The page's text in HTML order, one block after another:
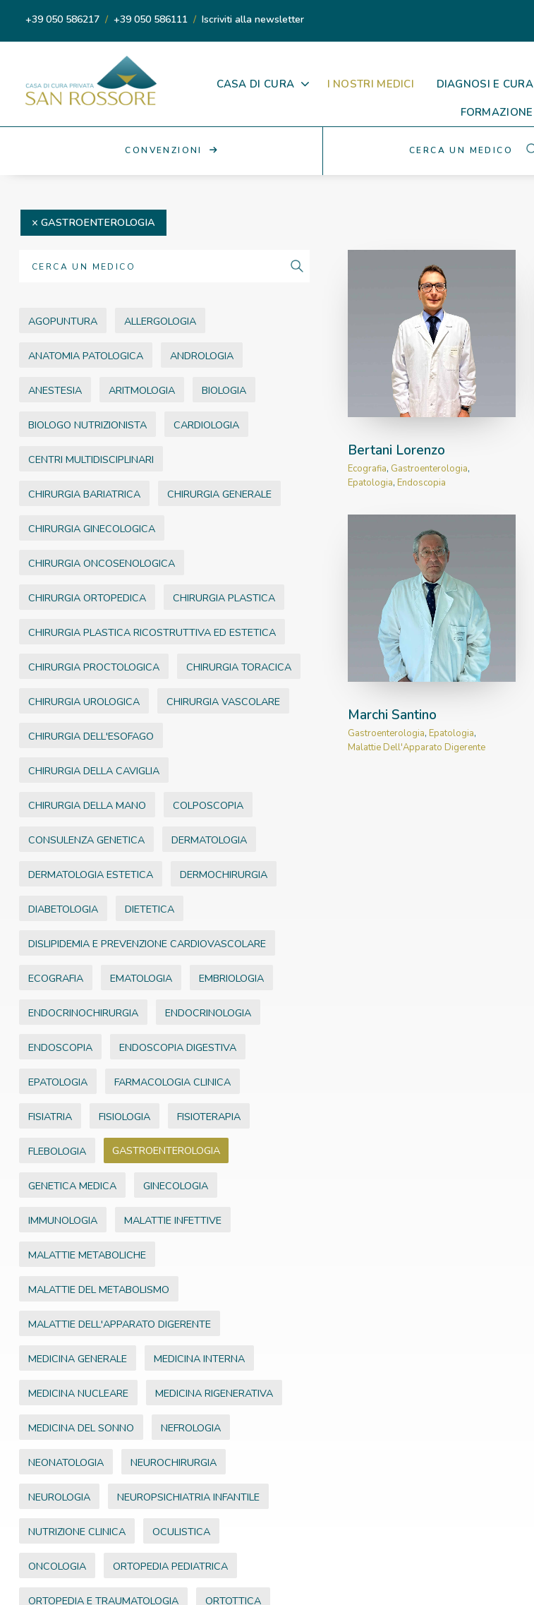
+39 050 586217 / +39 050 586111 / Iscriviti alla newsletter
CASA DI CURA I NOSTRI MEDICI DIAGNOSI E CURA
FORMAZIONE
CONVENZIONI
SEARCH
FOR:
GASTROENTEROLOGIA
for:
AGOPUNTURA ALLERGOLOGIA
ANATOMIA PATOLOGICA ANDROLOGIA
ANESTESIA ARITMOLOGIA BIOLOGIA
BIOLOGO NUTRIZIONISTA CARDIOLOGIA
CENTRI MULTIDISCIPLINARI
CHIRURGIA BARIATRICA CHIRURGIA GENERALE
CHIRURGIA GINECOLOGICA
CHIRURGIA ONCOSENOLOGICA
CHIRURGIA ORTOPEDICA CHIRURGIA PLASTICA
CHIRURGIA PLASTICA RICOSTRUTTIVA ED ESTETICA
CHIRURGIA PROCTOLOGICA CHIRURGIA TORACICA
CHIRURGIA UROLOGICA CHIRURGIA VASCOLARE
CHIRURGIA DELL'ESOFAGO
CHIRURGIA DELLA CAVIGLIA
CHIRURGIA DELLA MANO COLPOSCOPIA
CONSULENZA GENETICA DERMATOLOGIA
DERMATOLOGIA ESTETICA DERMOCHIRURGIA
DIABETOLOGIA DIETETICA
DISLIPIDEMIA E PREVENZIONE CARDIOVASCOLARE
ECOGRAFIA EMATOLOGIA EMBRIOLOGIA
ENDOCRINOCHIRURGIA ENDOCRINOLOGIA
ENDOSCOPIA ENDOSCOPIA DIGESTIVA
EPATOLOGIA FARMACOLOGIA CLINICA
FISIATRIA FISIOLOGIA FISIOTERAPIA
FLEBOLOGIA GASTROENTEROLOGIA
GENETICA MEDICA GINECOLOGIA
IMMUNOLOGIA MALATTIE INFETTIVE
MALATTIE METABOLICHE
MALATTIE DEL METABOLISMO
MALATTIE DELL'APPARATO DIGERENTE
MEDICINA GENERALE MEDICINA INTERNA
MEDICINA NUCLEARE MEDICINA RIGENERATIVA
MEDICINA DEL SONNO NEFROLOGIA
NEONATOLOGIA NEUROCHIRURGIA
NEUROLOGIA NEUROPSICHIATRIA INFANTILE
NUTRIZIONE CLINICA OCULISTICA
ONCOLOGIA ORTOPEDIA PEDIATRICA
ORTOPEDIA E TRAUMATOLOGIA ORTOTTICA
Bertani Lorenzo
Ecografia, Gastroenterologia,
Epatologia, Endoscopia
Marchi Santino
Gastroenterologia, Epatologia,
Malattie Dell'Apparato Digerente